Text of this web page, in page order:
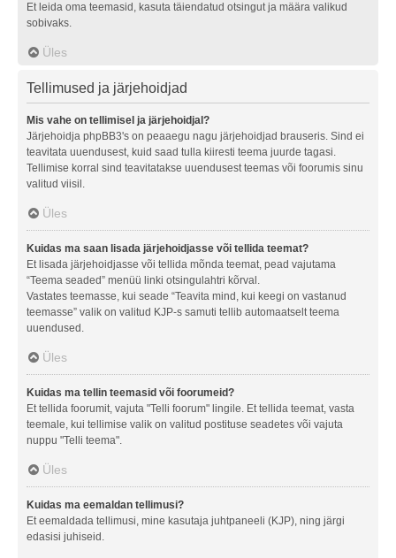
Et leida oma teemasid, kasuta täiendatud otsingut ja määra valikud
sobivaks.
Üles
Tellimused ja järjehoidjad
Mis vahe on tellimisel ja järjehoidjal?
Järjehoidja phpBB3's on peaaegu nagu järjehoidjad brauseris. Sind ei
teavitata uuendusest, kuid saad tulla kiiresti teema juurde tagasi.
Tellimise korral sind teavitatakse uuendusest teemas või foorumis sinu
valitud viisil.
Üles
Kuidas ma saan lisada järjehoidjasse või tellida teemat?
Et lisada järjehoidjasse või tellida mõnda teemat, pead vajutama
“Teema seaded” menüü linki otsingulahtri kõrval.
Vastates teemasse, kui seade “Teavita mind, kui keegi on vastanud
teemasse” valik on valitud KJP-s samuti tellib automaatselt teema
uuendused.
Üles
Kuidas ma tellin teemasid või foorumeid?
Et tellida foorumit, vajuta "Telli foorum" lingile. Et tellida teemat, vasta
teemale, kui tellimise valik on valitud postituse seadetes või vajuta
nuppu "Telli teema".
Üles
Kuidas ma eemaldan tellimusi?
Et eemaldada tellimusi, mine kasutaja juhtpaneeli (KJP), ning järgi
edasisi juhiseid.